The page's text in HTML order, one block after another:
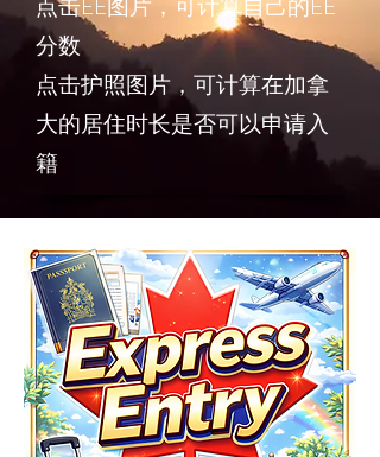
点击EE图片，可计算自己的EE
分数​
点击护照图片，可计算在加拿
大的居住时长是否可以申请入
籍